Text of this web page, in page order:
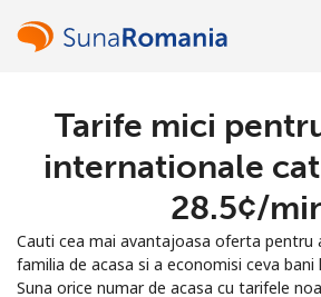
Bine-ai
Inregistreaza-te cu
Tarife mici
internationale
⁦28.5¢⁩/
Cauti cea mai avantajoasa oferta pentru
familia de acasa si a economisi ceva
Suna orice numar de acasa cu tarifele